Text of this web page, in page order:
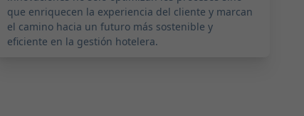
que enriquecen la experiencia del cliente y marcan
el camino hacia un futuro más sostenible y
eficiente en la gestión hotelera.